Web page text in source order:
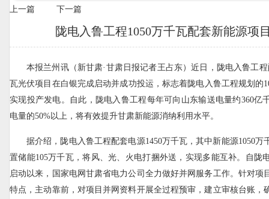
上一篇 下一篇
陇电入鲁工程1050万千瓦配套新能源项
本报兰州讯（新甘肃·甘肃日报记者王占东）近日，陇电入鲁工
瓦光伏项目在白银完成启动并成功投运，标志着陇电入鲁工程规划的
实现投产发电。自此，陇电入鲁工程每年可向山东输送电量约360亿
电量的50%以上，将有效提升甘肃新能源消纳利用水平。
据介绍，陇电入鲁工程配套电源1450万千瓦，其中新能源1050万
置储能105万千瓦，将风、光、火电打捆外送，实现多能互补。自陇
启动以来，国家电网甘肃省电力公司全力做好并网服务工作。针对项
特点，主动靠前，对项目并网资料开展全过程预审，建立审核台账，